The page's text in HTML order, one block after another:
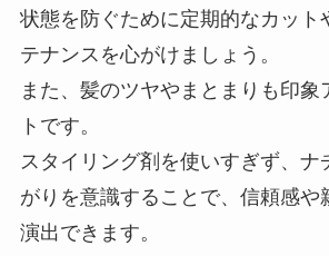
状態を防ぐために定期的なカット
テナンスを心がけましょう。
また、髪のツヤやまとまりも印象
トです。
スタイリング剤を使いすぎず、ナ
がりを意識することで、信頼感や
演出できます。